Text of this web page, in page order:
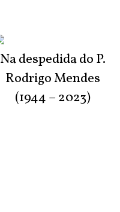
Na despedida do P.
Rodrigo Mendes
(1944 – 2023)